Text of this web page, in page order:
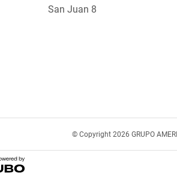
San Juan 8
© Copyright 2026 GRUPO